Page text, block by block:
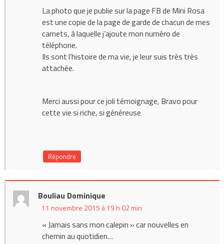
La photo que je publie sur la page FB de Mini Rosa
est une copie de la page de garde de chacun de mes
carnets, à laquelle j’ajoute mon numéro de
téléphone.
Ils sont l’histoire de ma vie, je leur suis très très
attachée.
Merci aussi pour ce joli témoignage, Bravo pour
cette vie si riche, si généreuse
Répondre
Bouliau Dominique
11 novembre 2015 à 19 h 02 min
« Jamais sans mon calepin » car nouvelles en
chemin au quotidien…